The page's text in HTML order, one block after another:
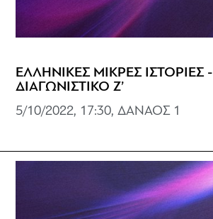
ΕΛΛΗΝΙΚΕΣ ΜΙΚΡΕΣ ΙΣΤΟΡΙΕΣ -
ΔΙΑΓΩΝΙΣΤΙΚΟ Ζ’
5/10/2022, 17:30, ΔΑΝΑΟΣ 1